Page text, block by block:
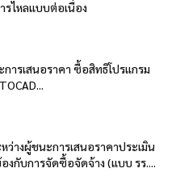
รไหลแบบต่อเนื่อง
ารเสนอราคา ซื้อสิทธิโปรแกรม
ว่างผู้ชนะการเสนอราคาประเมิน
งกับการจัดซื้อจัดจ้าง (แบบ รร....